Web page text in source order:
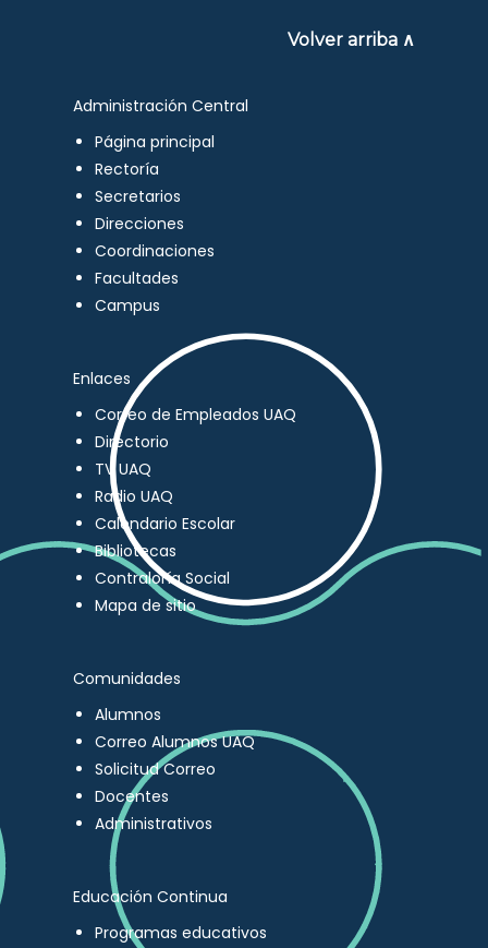
Volver arriba ∧
Administración Central
Página principal
Rectoría
Secretarios
Direcciones
Coordinaciones
Facultades
Campus
Enlaces
Correo de Empleados UAQ
Directorio
TV UAQ
Radio UAQ
Calendario Escolar
Bibliotecas
Contraloría Social
Mapa de sitio
Comunidades
Alumnos
Correo Alumnos UAQ
Solicitud Correo
Docentes
Administrativos
Educación Continua
Programas educativos